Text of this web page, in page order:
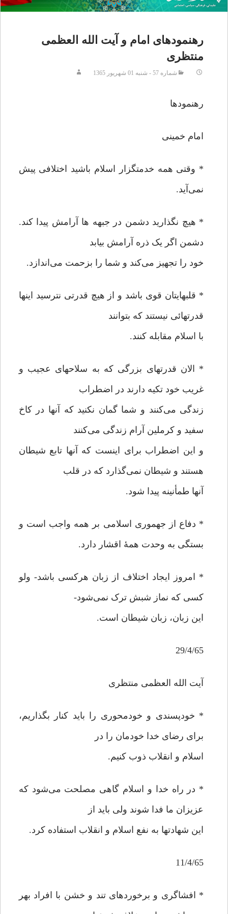
رهنمودهای امام و آیت الله العظمی
منتظری
شماره 57 - شنبه 01 شهريور 1365
رهنمودها
امام خمینی
* وقتی همه خدمتگزار اسلام باشید اختلافی پیش
نمی‌آید.
* هیچ نگذارید دشمن در جبهه ها آرامش پیدا کند.
دشمن اگر یک ذره آرامش بیابد
خود را تجهیز می‌کند و شما را بزحمت می‌اندازد.
* قلبهایتان قوی باشد و از هیچ قدرتی نترسید اینها
قدرتهائی نیستند که بتوانند
با اسلام مقابله کنند.
* الان قدرتهای بزرگی که به سلاحهای عجیب و
غریب خود تکیه دارند در اضطراب
زندگی می‌کنند و شما گمان نکنید که آنها در کاخ
سفید و کرملین آرام زندگی می‌کنند
و این اضطراب برای اینست که آنها تابع شیطان
هستند و شیطان نمی‌گذارد که در قلب
آنها طمأنینه پیدا شود.
* دفاع از جهموری اسلامی بر همه واجب است و
بستگی به وحدت همۀ اقشار دارد.
* امروز ایجاد اختلاف از زبان هرکسی باشد- ولو
کسی که نماز شبش ترک نمی‌شود-
این زبان، زبان شیطان است.
29/4/65
آیت الله العظمی منتظری
* خودپسندی و خودمحوری را باید کنار بگذاریم،
برای رضای خدا خودمان را در
اسلام و انقلاب ذوب کنیم.
* در راه خدا و اسلام گاهی مصلحت می‌شود که
عزیزان ما فدا شوند ولی باید از
این شهادتها به نفع اسلام و انقلاب استفاده کرد.
11/4/65
* افشاگری و برخوردهای تند و خشن با افراد بهر